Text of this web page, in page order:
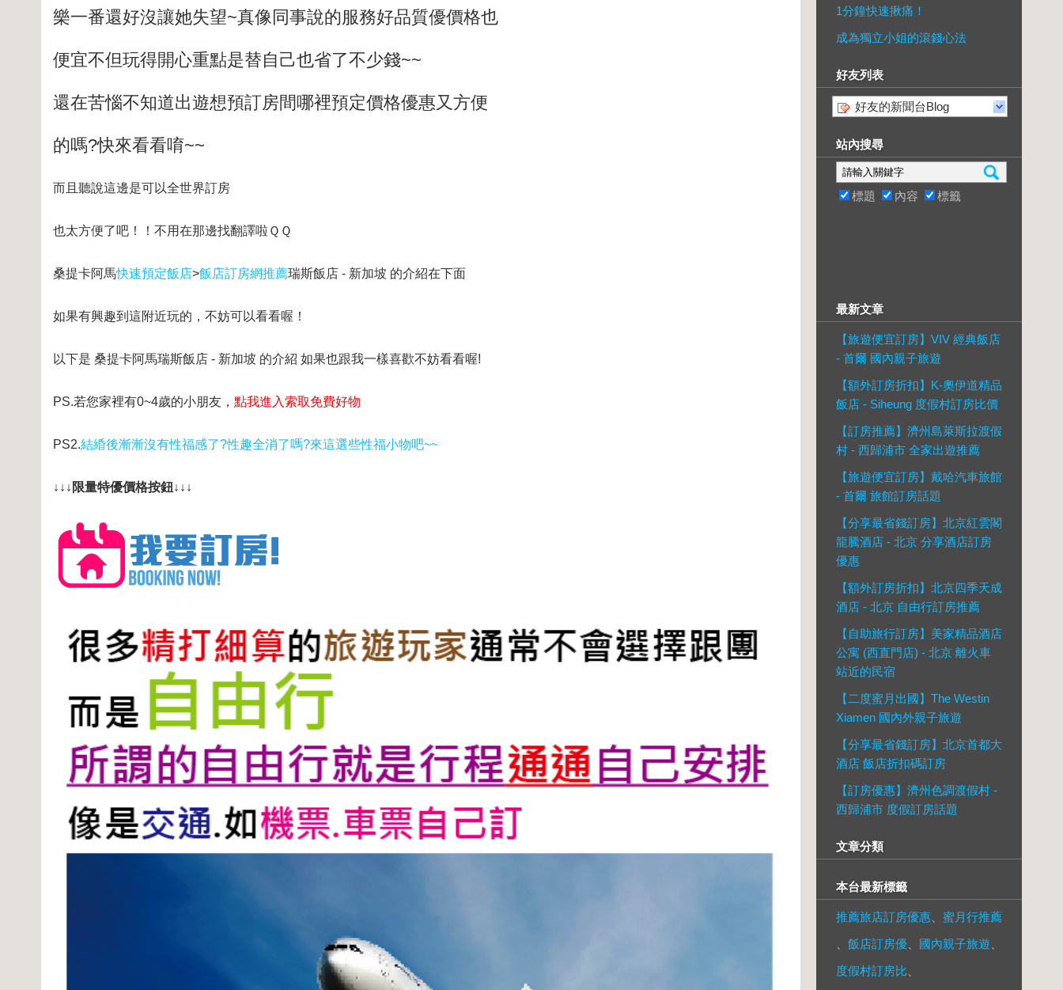
樂一番還好沒讓她失望~真像同事說的服務好品質優價格也
便宜不但玩得開心重點是替自己也省了不少錢~~
還在苦惱不知道出遊想預訂房間哪裡預定價格優惠又方便
的嗎?快來看看唷~~
而且聽說這邊是可以全世界訂房
也太方便了吧！！不用在那邊找翻譯啦ＱＱ
桑提卡阿馬快速預定飯店>飯店訂房網推薦瑞斯飯店 - 新加坡 的介紹在下面
如果有興趣到這附近玩的，不妨可以看看喔！
以下是 桑提卡阿馬瑞斯飯店 - 新加坡 的介紹 如果也跟我一樣喜歡不妨看看喔!
PS.若您家裡有0~4歲的小朋友， 點我進入索取免費好物
PS2.結緍後漸漸沒有性福感了?性趣全消了嗎?來這選些性福小物吧~~
↓↓↓限量特優價格按鈕↓↓↓
1分鐘快速揪痛！
成為獨立小姐的滾錢心法
好友列表
好友的新聞台Blog
站內搜尋
標題 內容 標籤
最新文章
【旅遊便宜訂房】VIV 經典飯店
- 首爾 國內親子旅遊
【額外訂房折扣】K-奧伊道精品
飯店 - Siheung 度假村訂房比價
【訂房推薦】濟州島萊斯拉渡假
村 - 西歸浦市 全家出遊推薦
【旅遊便宜訂房】戴哈汽車旅館
- 首爾 旅館訂房話題
【分享最省錢訂房】北京紅雲閣
龍騰酒店 - 北京 分享酒店訂房
優惠
【額外訂房折扣】北京四季天成
酒店 - 北京 自由行訂房推薦
【自助旅行訂房】美家精品酒店
公寓 (西直門店) - 北京 離火車
站近的民宿
【二度蜜月出國】The Westin
Xiamen 國內外親子旅遊
【分享最省錢訂房】北京首都大
酒店 飯店折扣碼訂房
【訂房優惠】濟州色調渡假村 -
西歸浦市 度假訂房話題
文章分類
本台最新標籤
推薦旅店訂房優惠
蜜月行推薦
飯店訂房優 國內親子旅遊
度假村訂房比